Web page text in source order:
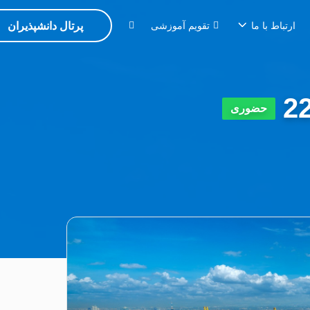
ارتباط با ما تقویم آموزشی پرتال دانشپذیران
حضوری